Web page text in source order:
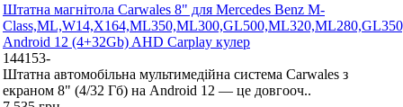
Штатна магнітола Carwales 8" для Mercedes Benz M-
Android 12 (4+32Gb) AHD Carplay кулер
144153-
Штатна автомобільна мультимедійна система Carwales з
екраном 8" (4/32 Гб) на Android 12 — це довгооч..